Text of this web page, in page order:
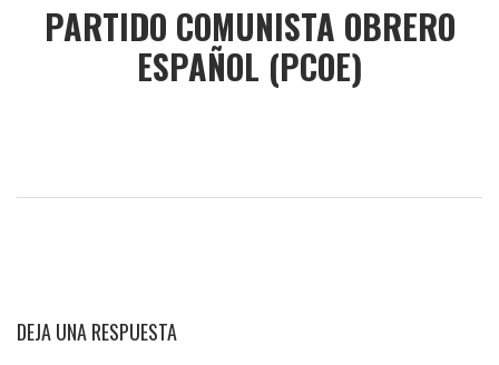
PARTIDO COMUNISTA OBRERO
ESPAÑOL (PCOE)
DEJA UNA RESPUESTA